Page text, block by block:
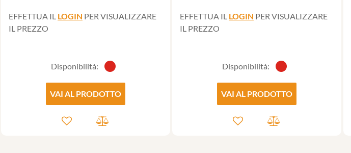
EFFETTUA IL LOGIN PER VISUALIZZARE
IL PREZZO
Disponibilità:
VAI AL PRODOTTO
EFFETTUA IL LOGIN PER VISUALIZZARE
IL PREZZO
Disponibilità:
VAI AL PRODOTTO